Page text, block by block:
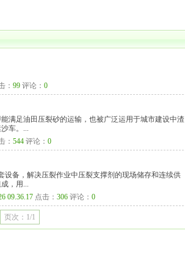
： 99 评论： 0
满足油田压裂砂的运输，也被广泛运用于城市建设中渣
车。...
： 544 评论： 0
设备，解决压裂作业中压裂支撑剂的现场储存和连续供
，用...
09.36.17 点击： 306 评论： 0
页次：1/1